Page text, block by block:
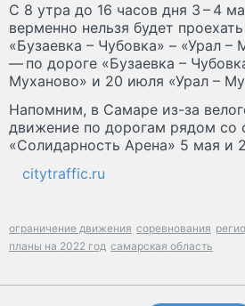
С 8 утра до 16 часов дня 3 – 4
верменно нельзя будет
«Бузаевка – Чубовка» – «Урал –
— по дороге «Бузаевка –
Муханово» и 20 июля «Урал –
Напомним, в Самаре из-за
движение по дорогам рядом со
«Солидарность Арена» 5 мая и
citytraffic.ru
ограничение движения соревнования
планы на 2022 год самарская область